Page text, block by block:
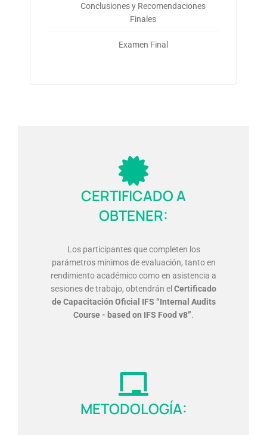
Conclusiones y Recomendaciones
Finales
Examen Final
CERTIFICADO A
OBTENER:
Los participantes que completen los
parámetros mínimos de evaluación, tanto en
rendimiento académico como en asistencia a
sesiones de trabajo, obtendrán elCertificado
de Capacitación Oficial IFS “Internal Audits
Course - based on IFS Food v8”.
METODOLOGÍA: